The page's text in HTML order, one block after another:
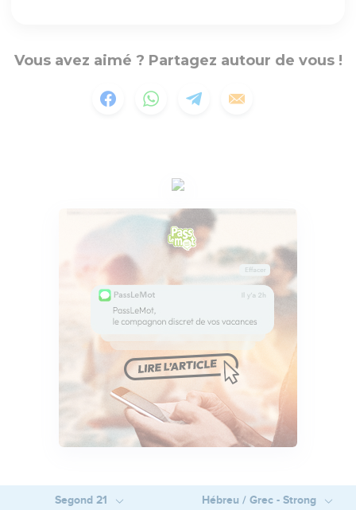
Vous avez aimé ? Partagez autour de vous !
Segond 21 Hébreu / Grec - Strong